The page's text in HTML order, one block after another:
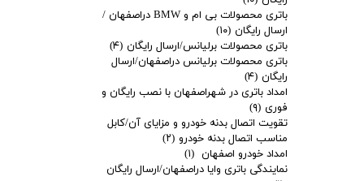
باتری محصولات بی ام و BMW دراصفهان /
ارسال رایگان (۱۰)
باتری محصولات برلیانس/ارسال رایگان (۴)
باتری محصولات برلیانس دراصفهان/ارسال
رایگان (۴)
امداد باتری در شهراصفهان با نصب رایگان و
فوری (۹)
تقویت اتصال بدنه خودرو و مزایای آن/کابل
مناسب اتصال بدنه خودرو (۲)
امداد خودرو اصفهان (۱)
نمایندگی باتری وایا دراصفهان/ارسال رایگان